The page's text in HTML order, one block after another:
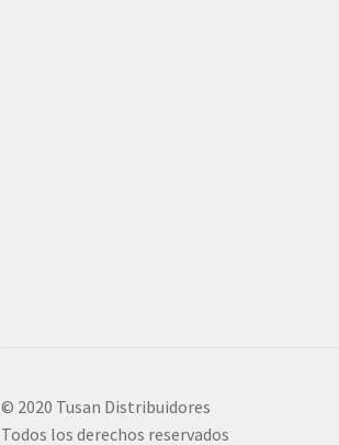
© 2020 Tusan Distribuidores
Todos los derechos reservados